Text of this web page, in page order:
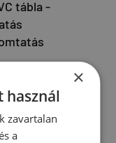
tábla -
×
használ
zavartalan
a